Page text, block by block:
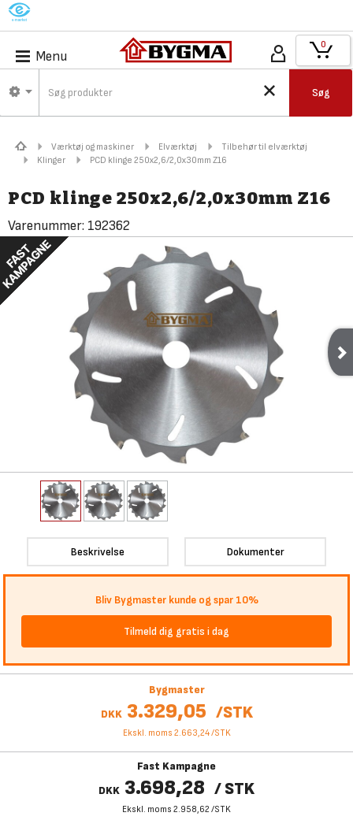
M
Menu
Søg
0
Værktøj og maskiner Elværktøj
Tilbehør til elværktøj
Klinger
PCD klinge 250x2,6/2,0x30mm Z16
PCD klinge 250x2,6/2,0x30mm Z16
Varenummer: 192362
Beskrivelse Dokumenter
Bliv Bygmaster kunde og spar 10%
Tilmeld dig gratis i dag
Bygmaster
DKK 3.329,05 /STK
Ekskl. moms 2.663,24/STK
Fast Kampagne
DKK 3.698,28 /STK
Ekskl. moms 2.958,62 /STK